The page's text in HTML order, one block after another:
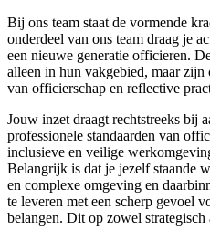
Bij ons team staat de vormende
onderdeel van ons team draag je
een nieuwe generatie officieren.
alleen in hun vakgebied, maar
van officierschap en reflective
Jouw inzet draagt rechtstreeks bij
professionele standaarden van
inclusieve en veilige
Belangrijk is dat je jezelf staande
en complexe omgeving en
te leveren met een scherp gevoel
belangen. Dit op zowel strategisch